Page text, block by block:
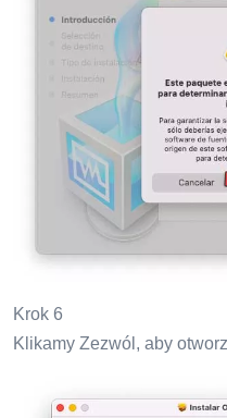
Krok 6
Klikamy Zezwól, aby